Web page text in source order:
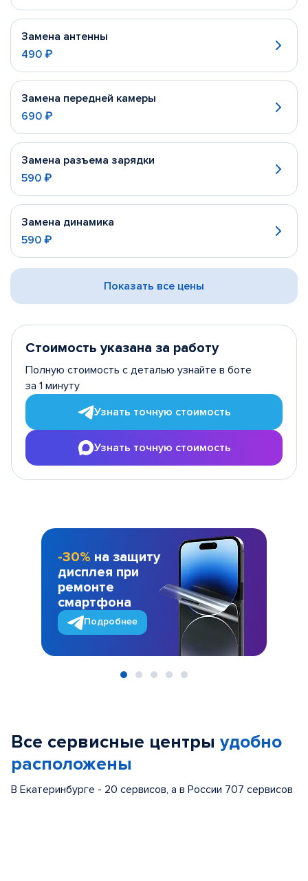
Замена антенны
490 ₽
Замена передней камеры
690 ₽
Замена разъема зарядки
590 ₽
Замена динамика
590 ₽
Показать все цены
Стоимость указана за работу
Полную стоимость с деталью узнайте в боте
за 1 минуту
Узнать точную стоимость
Узнать точную стоимость
-30% на защиту
дисплея при
ремонте
смартфона
Подробнее
Все сервисные центры удобно
расположены
В Екатеринбурге - 20 сервисов, а в России 707 сервисов